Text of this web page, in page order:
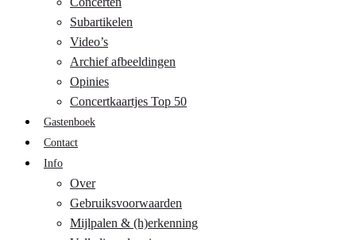
Subartikelen
Video’s
Archief afbeeldingen
Opinies
Concertkaartjes Top 50
Gastenboek
Contact
Info
Over
Gebruiksvoorwaarden
Mijlpalen & (h)erkenning